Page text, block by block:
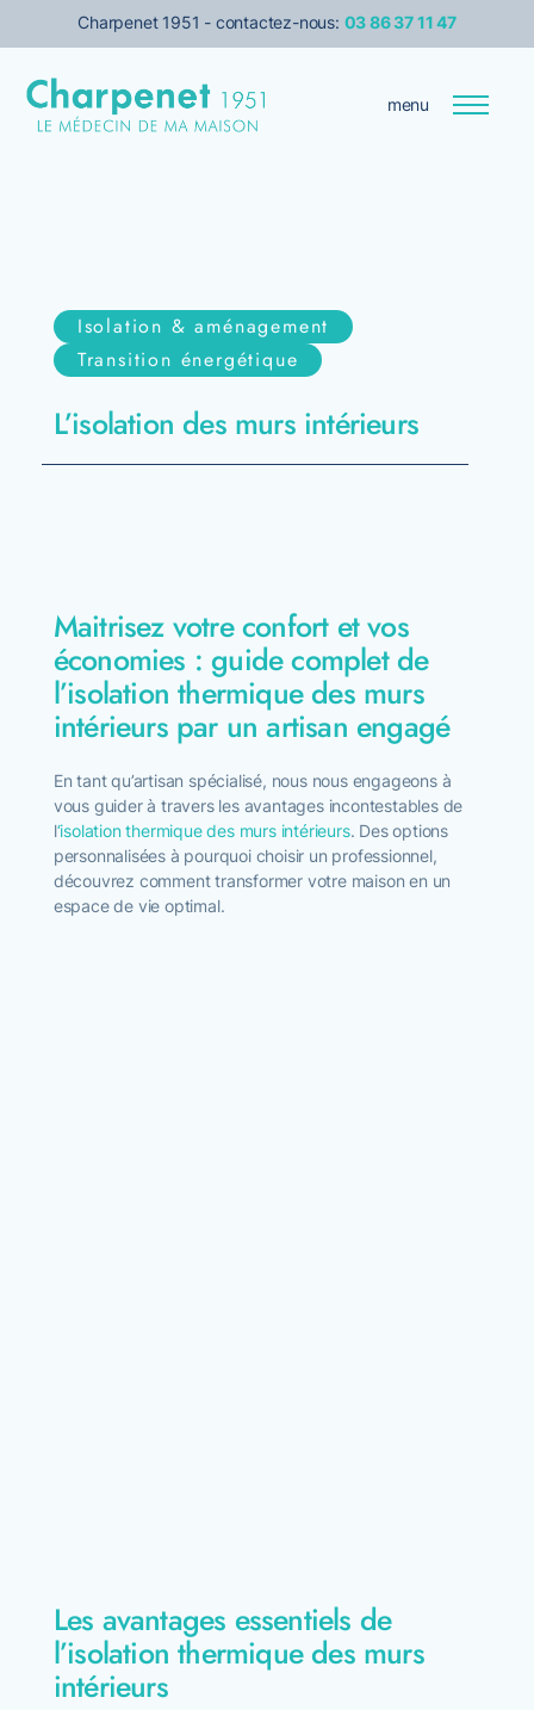
Charpenet 1951 - contactez-nous: 03 86 37 11 47
Transition énergétique
menu
Isolation & aménagement
Transition énergétique
L’isolation des murs intérieurs
Maitrisez votre confort et vos
économies : guide complet de
l’isolation thermique des murs
intérieurs par un artisan engagé
En tant qu’artisan spécialisé, nous nous engageons à
vous guider à travers les avantages incontestables de
l‘isolation thermique des murs intérieurs. Des options
personnalisées à pourquoi choisir un professionnel,
découvrez comment transformer votre maison en un
espace de vie optimal.
Les avantages essentiels de
l’isolation thermique des murs
intérieurs